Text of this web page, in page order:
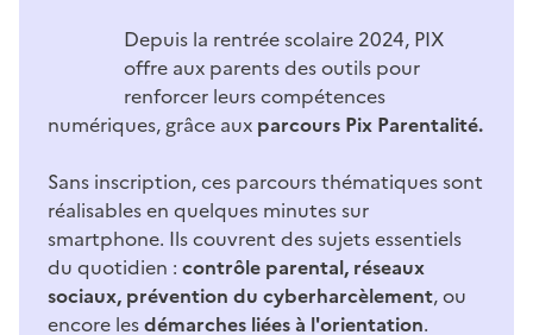
ImageDepuis la rentrée scolaire 2024, PIX
offre aux parents des outils pour
renforcer leurs compétences
numériques, grâce aux parcours Pix Parentalité.
Sans inscription, ces parcours thématiques sont
réalisables en quelques minutes sur
smartphone. Ils couvrent des sujets essentiels
du quotidien : contrôle parental, réseaux
sociaux, prévention du cyberharcèlement, ou
encore lesdémarches liées à l'orientation.